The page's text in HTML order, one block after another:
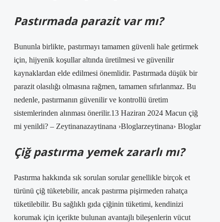
Pastırmada parazit var mı?
Bununla birlikte, pastırmayı tamamen güvenli hale getirmek
için, hijyenik koşullar altında üretilmesi ve güvenilir
kaynaklardan elde edilmesi önemlidir. Pastırmada düşük bir
parazit olasılığı olmasına rağmen, tamamen sıfırlanmaz. Bu
nedenle, pastırmanın güvenilir ve kontrollü üretim
sistemlerinden alınması önerilir.13 Haziran 2024 Macun çiğ
mi yenildi? – Zeytinanazaytinana ›Bloglarzeytinana› Bloglar
Çiğ pastırma yemek zararlı mı?
Pastırma hakkında sık sorulan sorular genellikle birçok et
türünü çiğ tüketebilir, ancak pastırma pişirmeden rahatça
tüketilebilir. Bu sağlıklı gıda çiğinin tüketimi, kendinizi
korumak için içerikte bulunan avantajlı bileşenlerin vücut